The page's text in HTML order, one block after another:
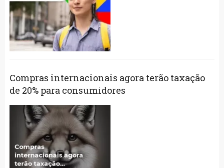
Compras internacionais agora terão taxação
de 20% para consumidores